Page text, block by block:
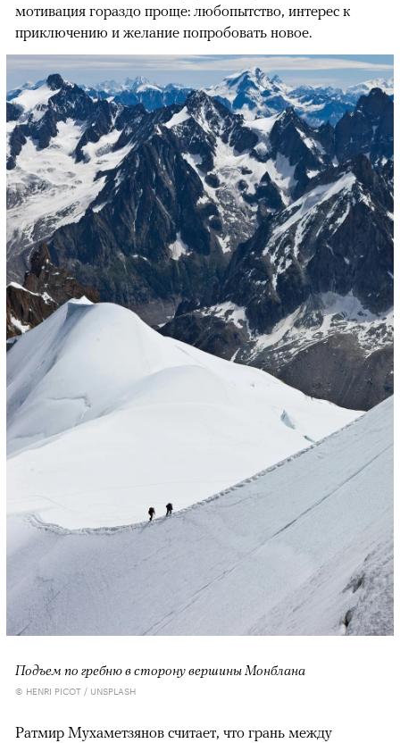
мотивация гораздо проще: любопытство, интерес к
приключению и желание попробовать новое.
Подъем по гребню в сторону вершины Монблана
© HENRI PICOT / UNSPLASH
Ратмир Мухаметзянов считает, что грань между